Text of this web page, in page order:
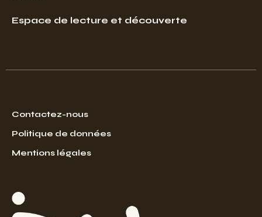
Espace de lecture et découverte
Contactez-nous
Politique de données
Mentions légales